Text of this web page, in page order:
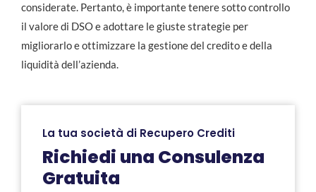
considerate. Pertanto, è importante tenere sotto controllo
il valore di DSO e adottare le giuste strategie per
migliorarlo e ottimizzare la gestione del credito e della
liquidità dell’azienda.
La tua società di Recupero Crediti
Richiedi una Consulenza
Gratuita